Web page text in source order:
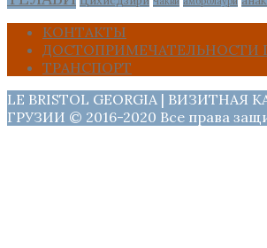
КОНТАКТЫ
ДОСТОПРИМЕЧАТЕЛЬНОСТИ
ТРАНСПОРТ
LE BRISTOL GEORGIA | ВИЗИТНАЯ
ГРУЗИИ © 2016-2020 Все права